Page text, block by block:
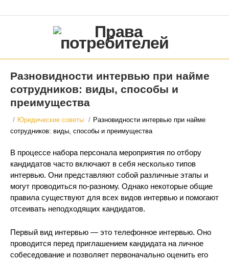
Разновидности интервью при найме
сотрудников: виды, способы и
преимущества
/ Юридические советы / Разновидности интервью при найме
сотрудников: виды, способы и преимущества
В процессе набора персонала мероприятия по отбору
кандидатов часто включают в себя несколько типов
интервью. Они представляют собой различные этапы и
могут проводиться по-разному. Однако некоторые общие
правила существуют для всех видов интервью и помогают
отсеивать неподходящих кандидатов.
Первый вид интервью — это телефонное интервью. Оно
проводится перед приглашением кандидата на личное
собеседование и позволяет первоначально оценить его